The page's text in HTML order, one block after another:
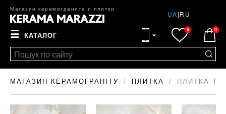
Магазин керамогранита и плитки
UA|RU
☰ КАТАЛОГ
0 0
МАГАЗИН КЕРАМОГРАНІТУ ПЛИТКА ПЛИТКА